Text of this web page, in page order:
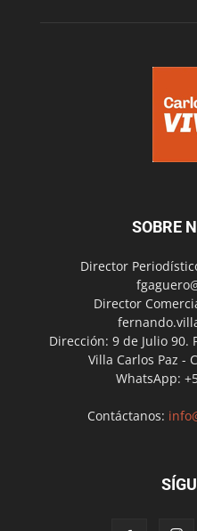
SOBRE
Director
Director
Dirección: 9 de Julio 90.
Villa Carlos Paz -
WhatsApp:
Contáctanos: